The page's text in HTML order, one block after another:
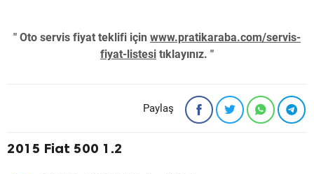
" Oto servis fiyat teklifi için www.pratikaraba.com/servis-
fiyat-listesi tıklayınız. "
Paylaş
2015 Fiat 500 1.2